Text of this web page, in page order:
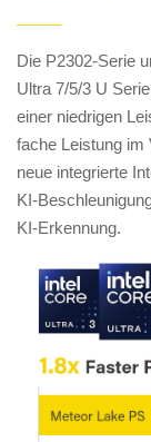
——
Die P2302-Serie
Ultra 7/5/3 U
einer niedrigen
fache Leistung im
neue integrierte
KI-
KI-Erkennung.